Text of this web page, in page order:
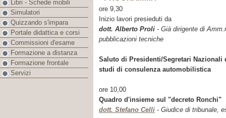
ore 9,30
Inizio lavori presieduti da
dott. Alberto Proli - Già dirigente di
pubblicazioni tecniche
Saluto di Presidenti/Segretari
studi di consulenza automobilistica
ore 10,00
Quadro d'insieme sul "decreto Ronchi"
dott. Stefano Celli - Giudice di tribunale,
Libri - Schede mobili
Simulatori
Quizzando s'impara
Portale didattica e corsi
Commissioni d'esame
Formazione a distanza
Formazione frontale
Servizi